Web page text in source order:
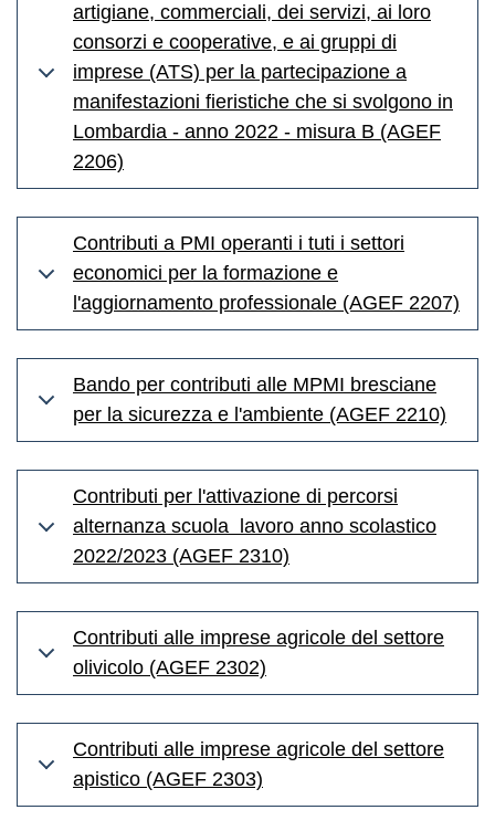
artigiane, commerciali, dei servizi, ai loro
consorzi e cooperative, e ai gruppi di
imprese (ATS) per la partecipazione a
manifestazioni fieristiche che si svolgono in
Lombardia - anno 2022 - misura B (AGEF
2206)
Contributi a PMI operanti i tuti i settori
economici per la formazione e
l'aggiornamento professionale (AGEF 2207)
Bando per contributi alle MPMI bresciane
per la sicurezza e l'ambiente (AGEF 2210)
Contributi per l'attivazione di percorsi
alternanza scuola lavoro anno scolastico
2022/2023 (AGEF 2310)
Contributi alle imprese agricole del settore
olivicolo (AGEF 2302)
Contributi alle imprese agricole del settore
apistico (AGEF 2303)